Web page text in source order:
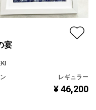
宴
レギュラー
¥ 46,200